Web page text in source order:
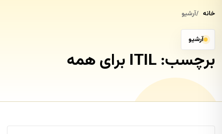
خانه آرشیو
آرشیو
برچسب: ITIL برای همه